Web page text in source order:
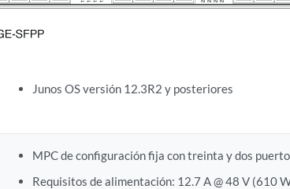
Junos OS versión 12.3R2 y posteriores
MPC de configuración fija con treinta y dos
Requisitos de alimentación: 12.7 A @ 48 V (610